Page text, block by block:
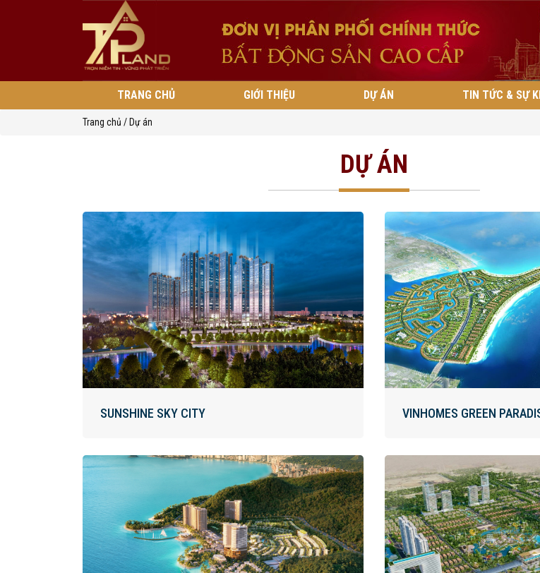
TRANG CHỦ GIỚI THIỆU DỰ ÁN TIN TỨC & SỰ
Trang chủ / Dự án
DỰ ÁN
SUNSHINE SKY CITY VINHOMES GREEN